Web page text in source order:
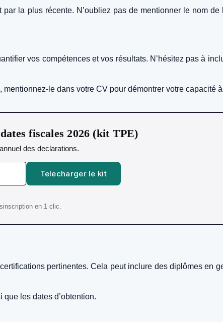
la plus récente. N’oubliez pas de mentionner le nom de
vos compétences et vos résultats. N’hésitez pas à
le dans votre CV pour démontrer votre capacité
fiscales 2026 (kit TPE)
des declarations.
Telecharger le kit
en 1 clic.
pertinentes. Cela peut inclure des diplômes en
les dates d’obtention.